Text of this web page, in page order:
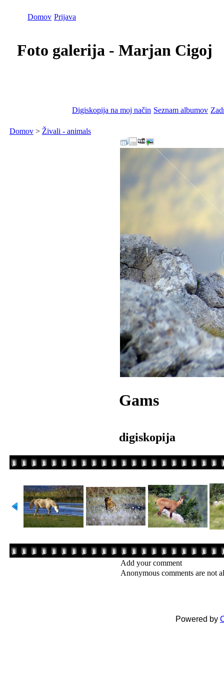
Domov Prijava
Foto galerija - Marjan Cigoj
Digiskopija na moj način Seznam albumov
Domov > Živali - animals
Gams
digiskopija
Add your comment
Anonymous comments are not
Powered by